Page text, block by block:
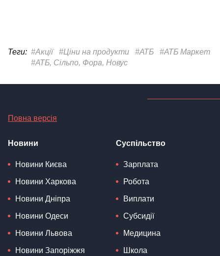
Теги: #Акції #Ціни на продукти #АТБ
#АТБ Маркет
#АТБ, Сільпо, Фора, Новус
Повна версія
Новини
Новини Києва
Новини Харкова
Новини Дніпра
Новини Одеси
Новини Львова
Новини Запоріжжя
Суспільство
Зарплата
Робота
Виплати
Субсидії
Медицина
Школа